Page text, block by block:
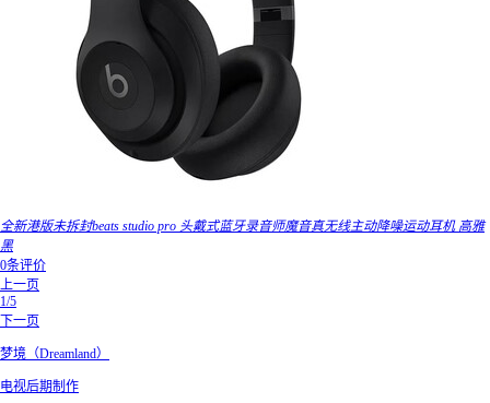
全新港版未拆封beats studio pro 头戴式蓝牙录音师魔音真无线主动降噪运动耳机 高雅
黑
0条评价
上一页
1/5
下一页
梦境（Dreamland）
电视后期制作